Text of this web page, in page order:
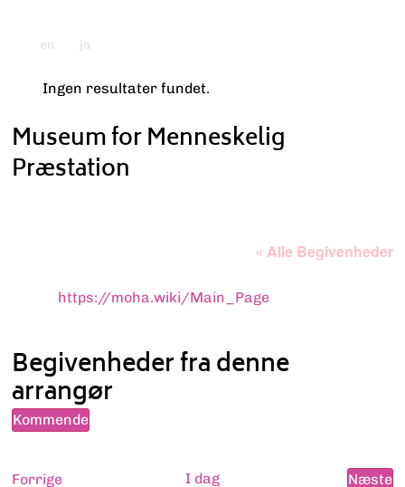
en ja
Bemærk
Ingen resultater fundet.
Museum for Menneskelig
Præstation
« Alle Begivenheder
Hjemmeside
https://moha.wiki/Main_Page
Begivenheder fra denne
arrangør
Kommende
Vælg
ForrigeBegivenheder I dag Næste